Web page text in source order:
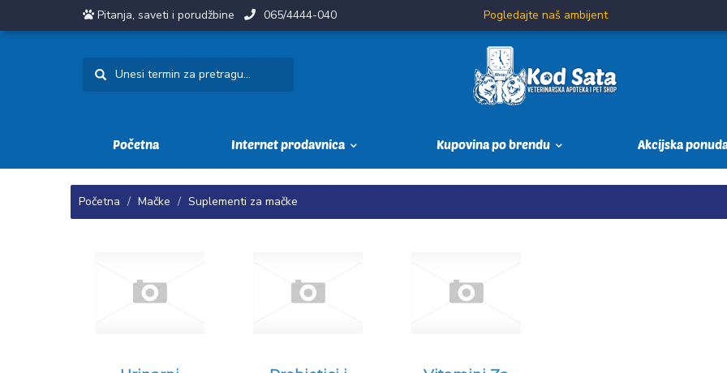
Pitanja, saveti i porudžbine 065/4444-040 Pogledajte naš ambijent
Početna Internet prodavnica Kupovina po brendu Akcijska
Početna Mačke Suplementi za mačke